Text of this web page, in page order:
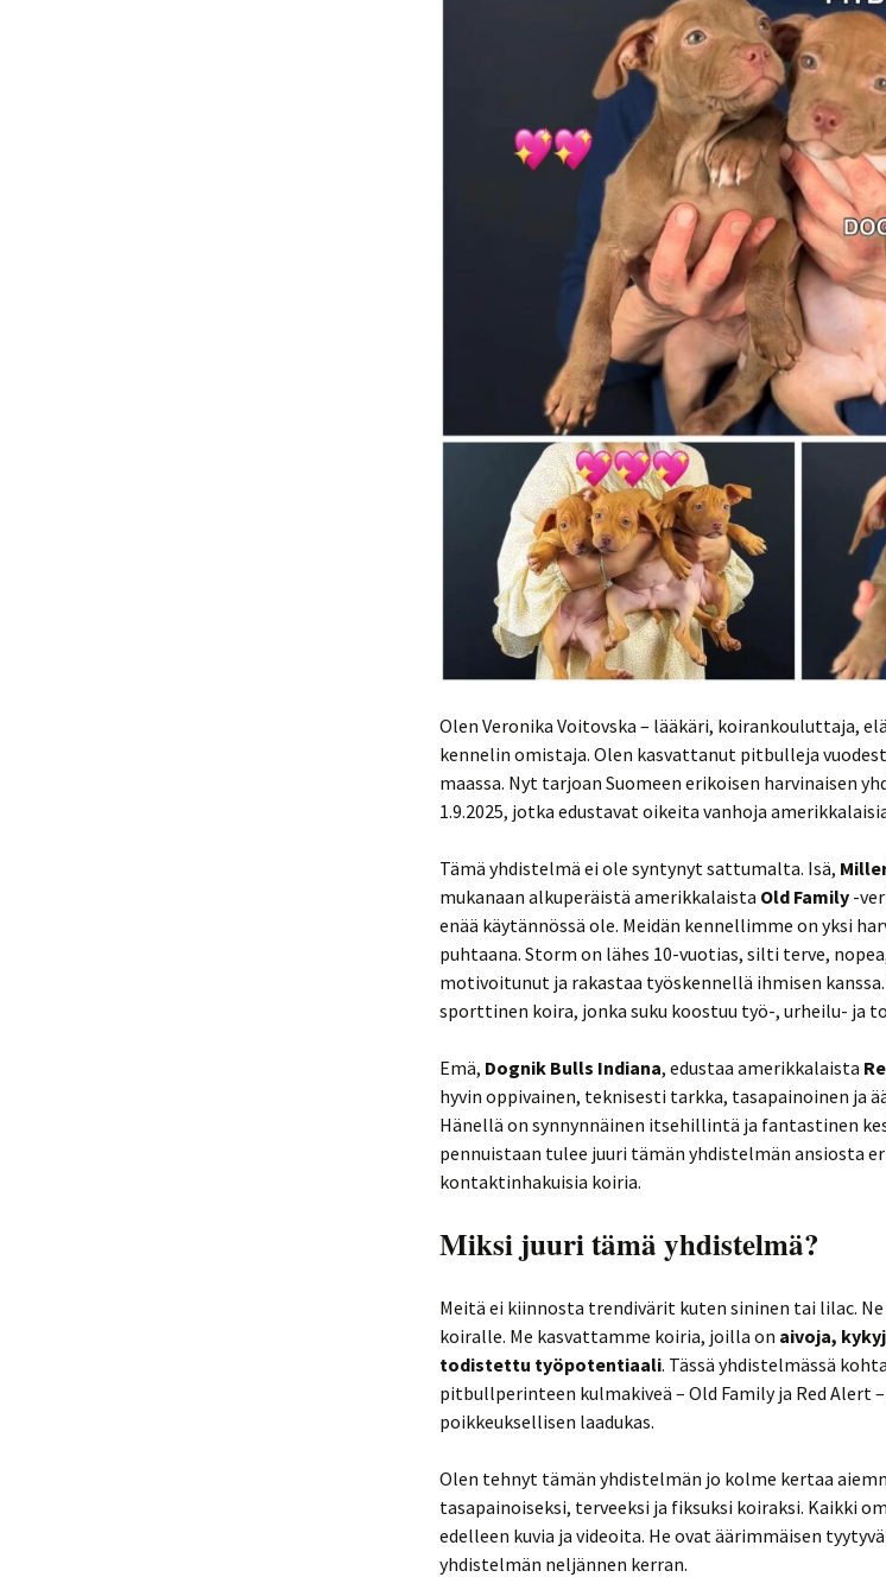
Olen Veronika Voitovska – lääkäri, koirankouluttaja,
kennelin omistaja. Olen kasvattanut pitbulleja
maassa. Nyt tarjoan Suomeen erikoisen harvinaisen
1.9.2025, jotka edustavat oikeita vanhoja
Tämä yhdistelmä ei ole syntynyt sattumalta. Isä,
mukanaan alkuperäistä amerikkalaista Old Family -
enää käytännössä ole. Meidän kennellimme on yksi
puhtaana. Storm on lähes 10-vuotias, silti terve,
motivoitunut ja rakastaa työskennellä ihmisen
sporttinen koira, jonka suku koostuu työ-, urheilu- ja
Emä, Dognik Bulls Indiana, edustaa amerikkalaista
hyvin oppivainen, teknisesti tarkka, tasapainoinen ja
Hänellä on synnynnäinen itsehillintä ja fantastinen
pennuistaan tulee juuri tämän yhdistelmän ansiosta
kontaktinhakuisia koiria.
Miksi juuri tämä yhdistelmä?
Meitä ei kiinnosta trendivärit kuten sininen tai lilac.
koiralle. Me kasvattamme koiria, joilla on aivoja,
todistettu työpotentiaali. Tässä yhdistelmässä
pitbullperinteen kulmakiveä – Old Family ja Red Alert
poikkeuksellisen laadukas.
Olen tehnyt tämän yhdistelmän jo kolme kertaa
tasapainoiseksi, terveeksi ja fiksuksi koiraksi. Kaikki
edelleen kuvia ja videoita. He ovat äärimmäisen
yhdistelmän neljännen kerran.